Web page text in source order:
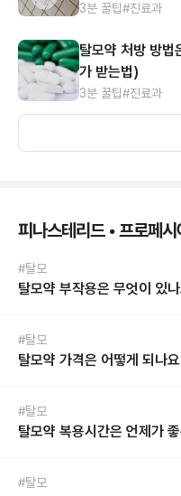
3분 꿀팁#진료과
탈모약 처방 방법
가 받는법)
3분 꿀팁#진료과
피나스테리드 • 프로페
#탈모
탈모약 부작용은 무엇이 있
#탈모
탈모약 가격은 어떻게 되나
#탈모
탈모약 복용시간은 언제가
#탈모